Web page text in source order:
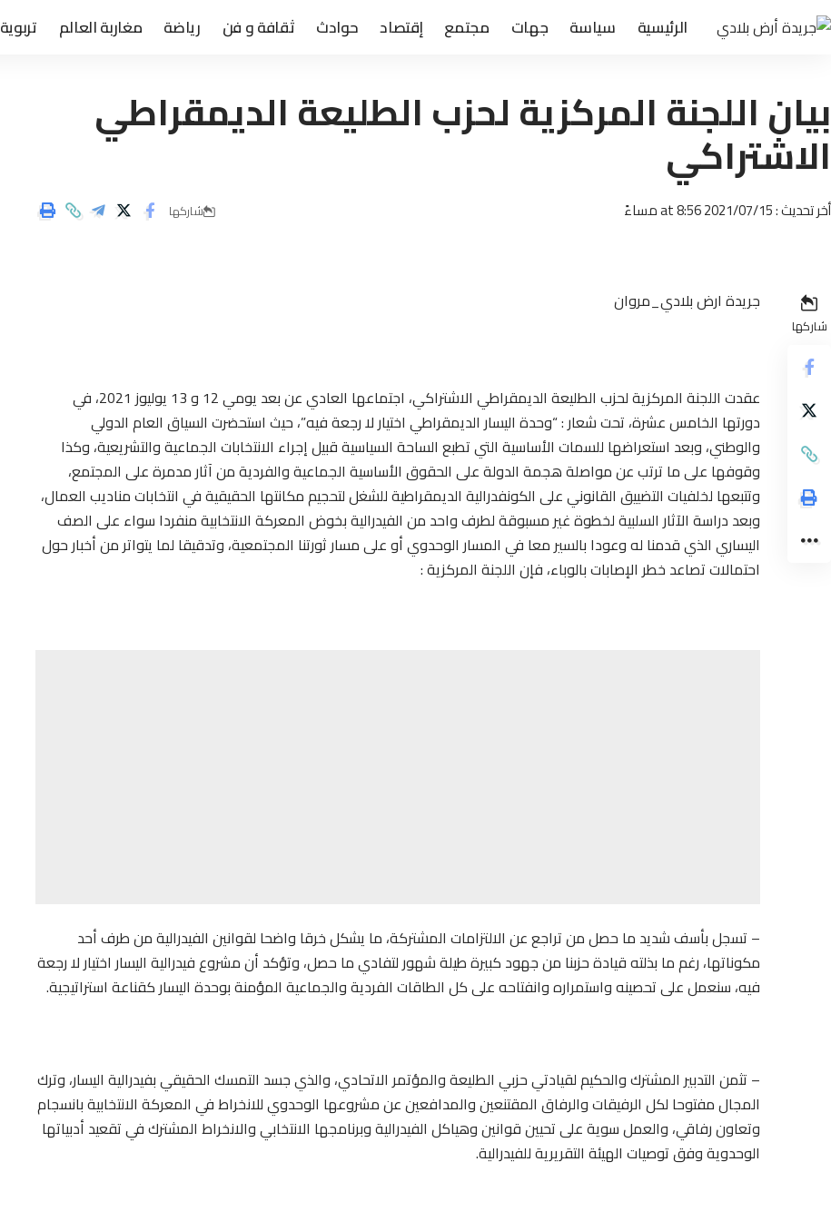
الرئيسية سياسة جهات مجتمع إقتصاد حوادث ثقافة و فن رياضة مغاربة العالم تربوية
بيان اللجنة المركزية لحزب الطليعة الديمقراطي
الاشتراكي
أخر تحديث : 2021/07/15 at 8:56 مساءً شاركها
شاركها
جريدة ارض بلادي_مروان
عقدت اللجنة المركزية لحزب الطليعة الديمقراطي الاشتراكي، اجتماعها العادي عن بعد يومي 12 و 13 يوليوز 2021، في
دورتها الخامس عشرة، تحت شعار : “وحدة اليسار الديمقراطي اختيار لا رجعة فيه”، حيث استحضرت السياق العام الدولي
والوطني، وبعد استعراضها للسمات الأساسية التي تطبع الساحة السياسية قبيل إجراء الانتخابات الجماعية والتشريعية، وكذا
وقوفها على ما ترتب عن مواصلة هجمة الدولة على الحقوق الأساسية الجماعية والفردية من آثار مدمرة على المجتمع،
وتتبعها لخلفيات التضييق القانوني على الكونفدرالية الديمقراطية للشغل لتحجيم مكانتها الحقيقية في انتخابات مناديب العمال،
وبعد دراسة الآثار السلبية لخطوة غير مسبوقة لطرف واحد من الفيدرالية بخوض المعركة الانتخابية منفردا سواء على الصف
اليساري الذي قدمنا له وعودا بالسير معا في المسار الوحدوي أو على مسار ثورتنا المجتمعية، وتدقيقا لما يتواتر من أخبار حول
احتمالات تصاعد خطر الإصابات بالوباء، فإن اللجنة المركزية :
– تسجل بأسف شديد ما حصل من تراجع عن الالتزامات المشتركة، ما يشكل خرقا واضحا لقوانين الفيدرالية من طرف أحد
مكوناتها، رغم ما بذلته قيادة حزبنا من جهود كبيرة طيلة شهور لتفادي ما حصل، وتؤكد أن مشروع فيدرالية اليسار اختيار لا رجعة
فيه، سنعمل على تحصينه واستمراره وانفتاحه على كل الطاقات الفردية والجماعية المؤمنة بوحدة اليسار كقناعة استراتيجية.
– تثمن التدبير المشترك والحكيم لقيادتي حزبي الطليعة والمؤتمر الاتحادي، والذي جسد التمسك الحقيقي بفيدرالية اليسار، وترك
المجال مفتوحا لكل الرفيقات والرفاق المقتنعين والمدافعين عن مشروعها الوحدوي للانخراط في المعركة الانتخابية بانسجام
وتعاون رفاقي، والعمل سوية على تحيين قوانين وهياكل الفيدرالية وبرنامجها الانتخابي والانخراط المشترك في تقعيد أدبياتها
الوحدوية وفق توصيات الهيئة التقريرية للفيدرالية.